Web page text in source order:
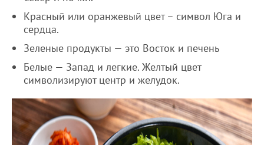
Красный или оранжевый цвет – символ Юга и
сердца.
Зеленые продукты — это Восток и печень
Белые — Запад и легкие. Желтый цвет
символизируют центр и желудок.